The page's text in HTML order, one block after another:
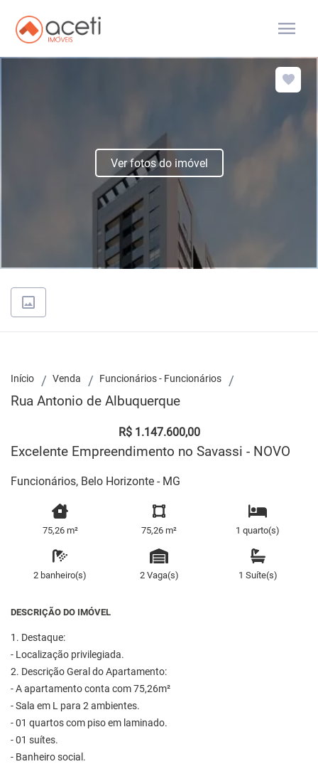
menu
Ver fotos do imóvel
Início Venda Funcionários - Funcionários
Rua Antonio de Albuquerque
R$ 1.147.600,00
Excelente Empreendimento no Savassi - NOVO
Funcionários, Belo Horizonte - MG
75,26 m² 75,26 m² 1 quarto(s)
2 banheiro(s) 2 Vaga(s) 1 Suíte(s)
DESCRIÇÃO DO IMÓVEL
1. Destaque:
- Localização privilegiada.
2. Descrição Geral do Apartamento:
- A apartamento conta com 75,26m²
- Sala em L para 2 ambientes.
- 01 quartos com piso em laminado.
- 01 suítes.
- Banheiro social.